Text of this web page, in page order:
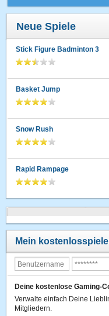
Neue Spiele
Stick Figure Badminton 3
Basket Jump
Snow Rush
Rapid Rampage
Mein
Deine kostenlose Gaming-
Verwalte einfach Deine
Mitgliedern.